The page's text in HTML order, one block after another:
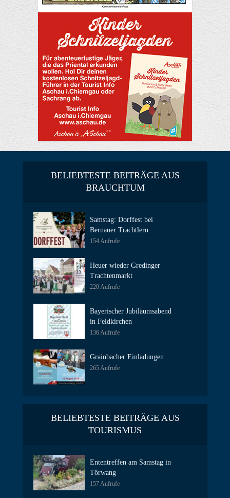
BELIEBTESTE BEITRÄGE AUS
BRAUCHTUM
Samstag: Dorffest bei
Bernauer Trachtlern
154 Aufrufe
Heuer wieder Gredinger
Trachtenmarkt
220 Aufrufe
Bayerischer Jubiläumsabend
in Feldkirchen
136 Aufrufe
Grainbacher Einladungen
265 Aufrufe
BELIEBTESTE BEITRÄGE AUS
TOURISMUS
Ententreffen am Samstag in
Törwang
157 Aufrufe